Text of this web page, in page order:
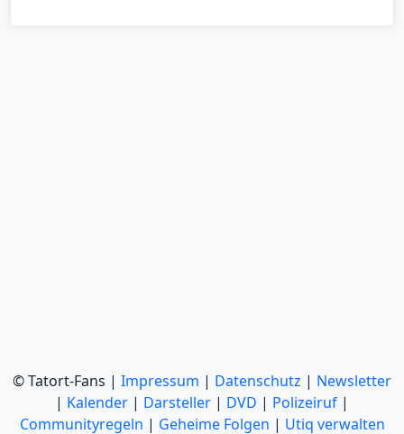
© Tatort-Fans | Impressum | Datenschutz | Newsletter
| Kalender | Darsteller | DVD | Polizeiruf |
Communityregeln | Geheime Folgen | Utiq verwalten